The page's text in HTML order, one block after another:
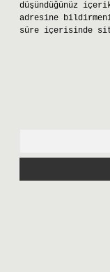
düşündüğünüz
adresine
süre içerisinde